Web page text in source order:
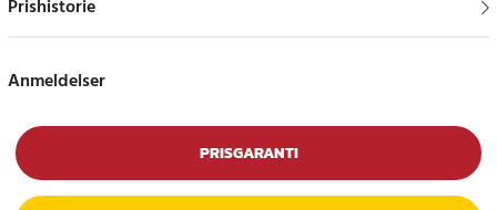
Undersiden bruges til at udjævne kaffen inden tampning og
med at skabe en mere jævn overflade i kaffepucken.
Specifikationer
Prishistorie
Anmeldelser
PRISGARANTI